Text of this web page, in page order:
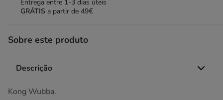
Entrega entre 1-3 dias úteis
GRÁTIS a partir de 49€
Sobre este produto
Descrição
Kong Wubba.